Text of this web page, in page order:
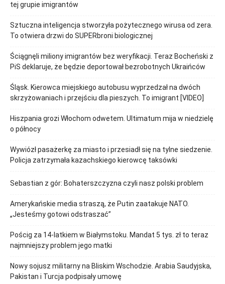
tej grupie imigrantów
Sztuczna inteligencja stworzyła pożytecznego wirusa od zera.
To otwiera drzwi do SUPERbroni biologicznej
Ściągnęli miliony imigrantów bez weryfikacji. Teraz Bocheński z
PiS deklaruje, że będzie deportował bezrobotnych Ukraińców
Śląsk. Kierowca miejskiego autobusu wyprzedzał na dwóch
skrzyżowaniach i przejściu dla pieszych. To imigrant [VIDEO]
Hiszpania grozi Włochom odwetem. Ultimatum mija w niedzielę
o północy
Wywiózł pasażerkę za miasto i przesiadł się na tylne siedzenie.
Policja zatrzymała kazachskiego kierowcę taksówki
Sebastian z gór: Bohaterszczyzna czyli nasz polski problem
Amerykańskie media straszą, że Putin zaatakuje NATO.
„Jesteśmy gotowi odstraszać”
Pościg za 14-latkiem w Białymstoku. Mandat 5 tys. zł to teraz
najmniejszy problem jego matki
Nowy sojusz militarny na Bliskim Wschodzie. Arabia Saudyjska,
Pakistan i Turcja podpisały umowę